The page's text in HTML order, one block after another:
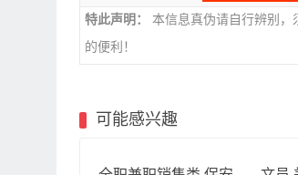
特此声明：
本信息真伪请自行辨别
的便利！
可能感兴趣